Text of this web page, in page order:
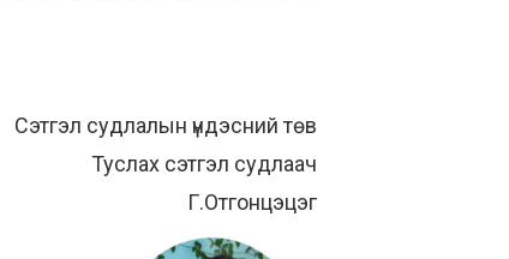
Сэтгэл судлалын үндэсний төв
Туслах сэтгэл судлаач
Г.Отгонцэцэг